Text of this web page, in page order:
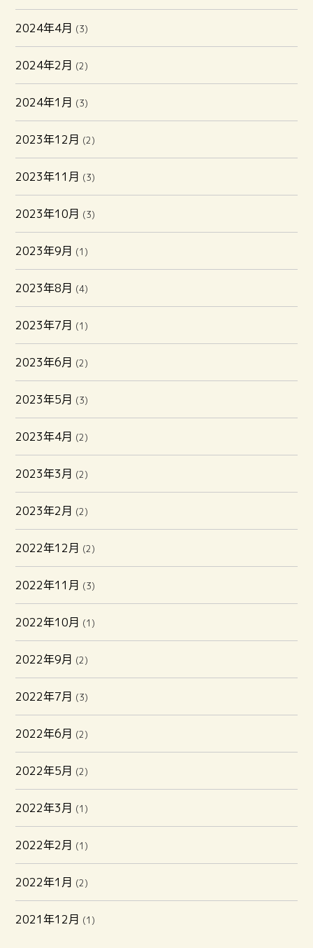
2024年4月 (3)
2024年2月 (2)
2024年1月 (3)
2023年12月 (2)
2023年11月 (3)
2023年10月 (3)
2023年9月 (1)
2023年8月 (4)
2023年7月 (1)
2023年6月 (2)
2023年5月 (3)
2023年4月 (2)
2023年3月 (2)
2023年2月 (2)
2022年12月 (2)
2022年11月 (3)
2022年10月 (1)
2022年9月 (2)
2022年7月 (3)
2022年6月 (2)
2022年5月 (2)
2022年3月 (1)
2022年2月 (1)
2022年1月 (2)
2021年12月 (1)